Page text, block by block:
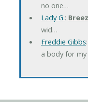
no one…
Lady G.:
wid…
Freddie Gibbs:
a body for